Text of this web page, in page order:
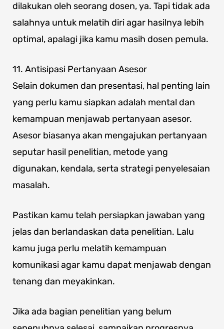
dilakukan oleh seorang dosen, ya. Tapi tidak ada
salahnya untuk melatih diri agar hasilnya lebih
optimal, apalagi jika kamu masih dosen pemula.
11. Antisipasi Pertanyaan Asesor
Selain dokumen dan presentasi, hal penting lain
yang perlu kamu siapkan adalah mental dan
kemampuan menjawab pertanyaan asesor.
Asesor biasanya akan mengajukan pertanyaan
seputar hasil penelitian, metode yang
digunakan, kendala, serta strategi penyelesaian
masalah.
Pastikan kamu telah persiapkan jawaban yang
jelas dan berlandaskan data penelitian. Lalu
kamu juga perlu melatih kemampuan
komunikasi agar kamu dapat menjawab dengan
tenang dan meyakinkan.
Jika ada bagian penelitian yang belum